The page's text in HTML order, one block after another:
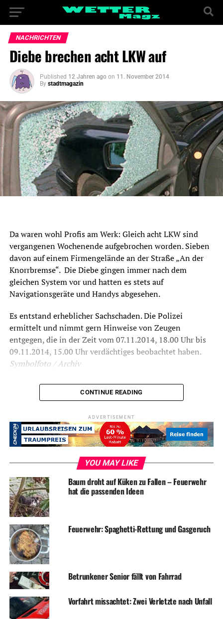
NACHRICHTEN
Diebe brechen acht LKW auf
Published 12 Jahren ago on 11. November 2014
By stadtmagazin
Da waren wohl Profis am Werk: Gleich acht LKW sind
vergangenen Wochenende aufgebrochen worden. Sieben
davon auf einem Firmengelände an der Straße „An der
Knorrbremse“. Die Diebe gingen immer nach dem
gleichen System vor und hatten es stets auf
Navigationsgeräte und Handys abgesehen.
Es entstand erheblicher Sachschaden. Die Polizei
ermittelt und nimmt gern Hinweise von Zeugen
entgegen, die in der Zeit vom 07.11.2014, 18.00 Uhr bis
09.11.2014, 15.00 Uhr verdächtiges beobachtet haben.
Symbolfoto / Archiv
UP NEXT
Tag der offenen Tür beim Verein „Wetterleuchten“
Pendler atmen auf: Bahnstreik endet früher als geplant
CONTINUE READING
ADVERTISEMENT
YOU MAY LIKE
Baum droht auf Küken zu Fallen – Feuerwehr
hat die passenden Ideen
Feuerwehr: Spaghetti-Rettung und Gasgeruch
Betrunkener Senior fällt von Fahrrad
Vorfahrt missachtet: Zwei Verletzte nach Unfall